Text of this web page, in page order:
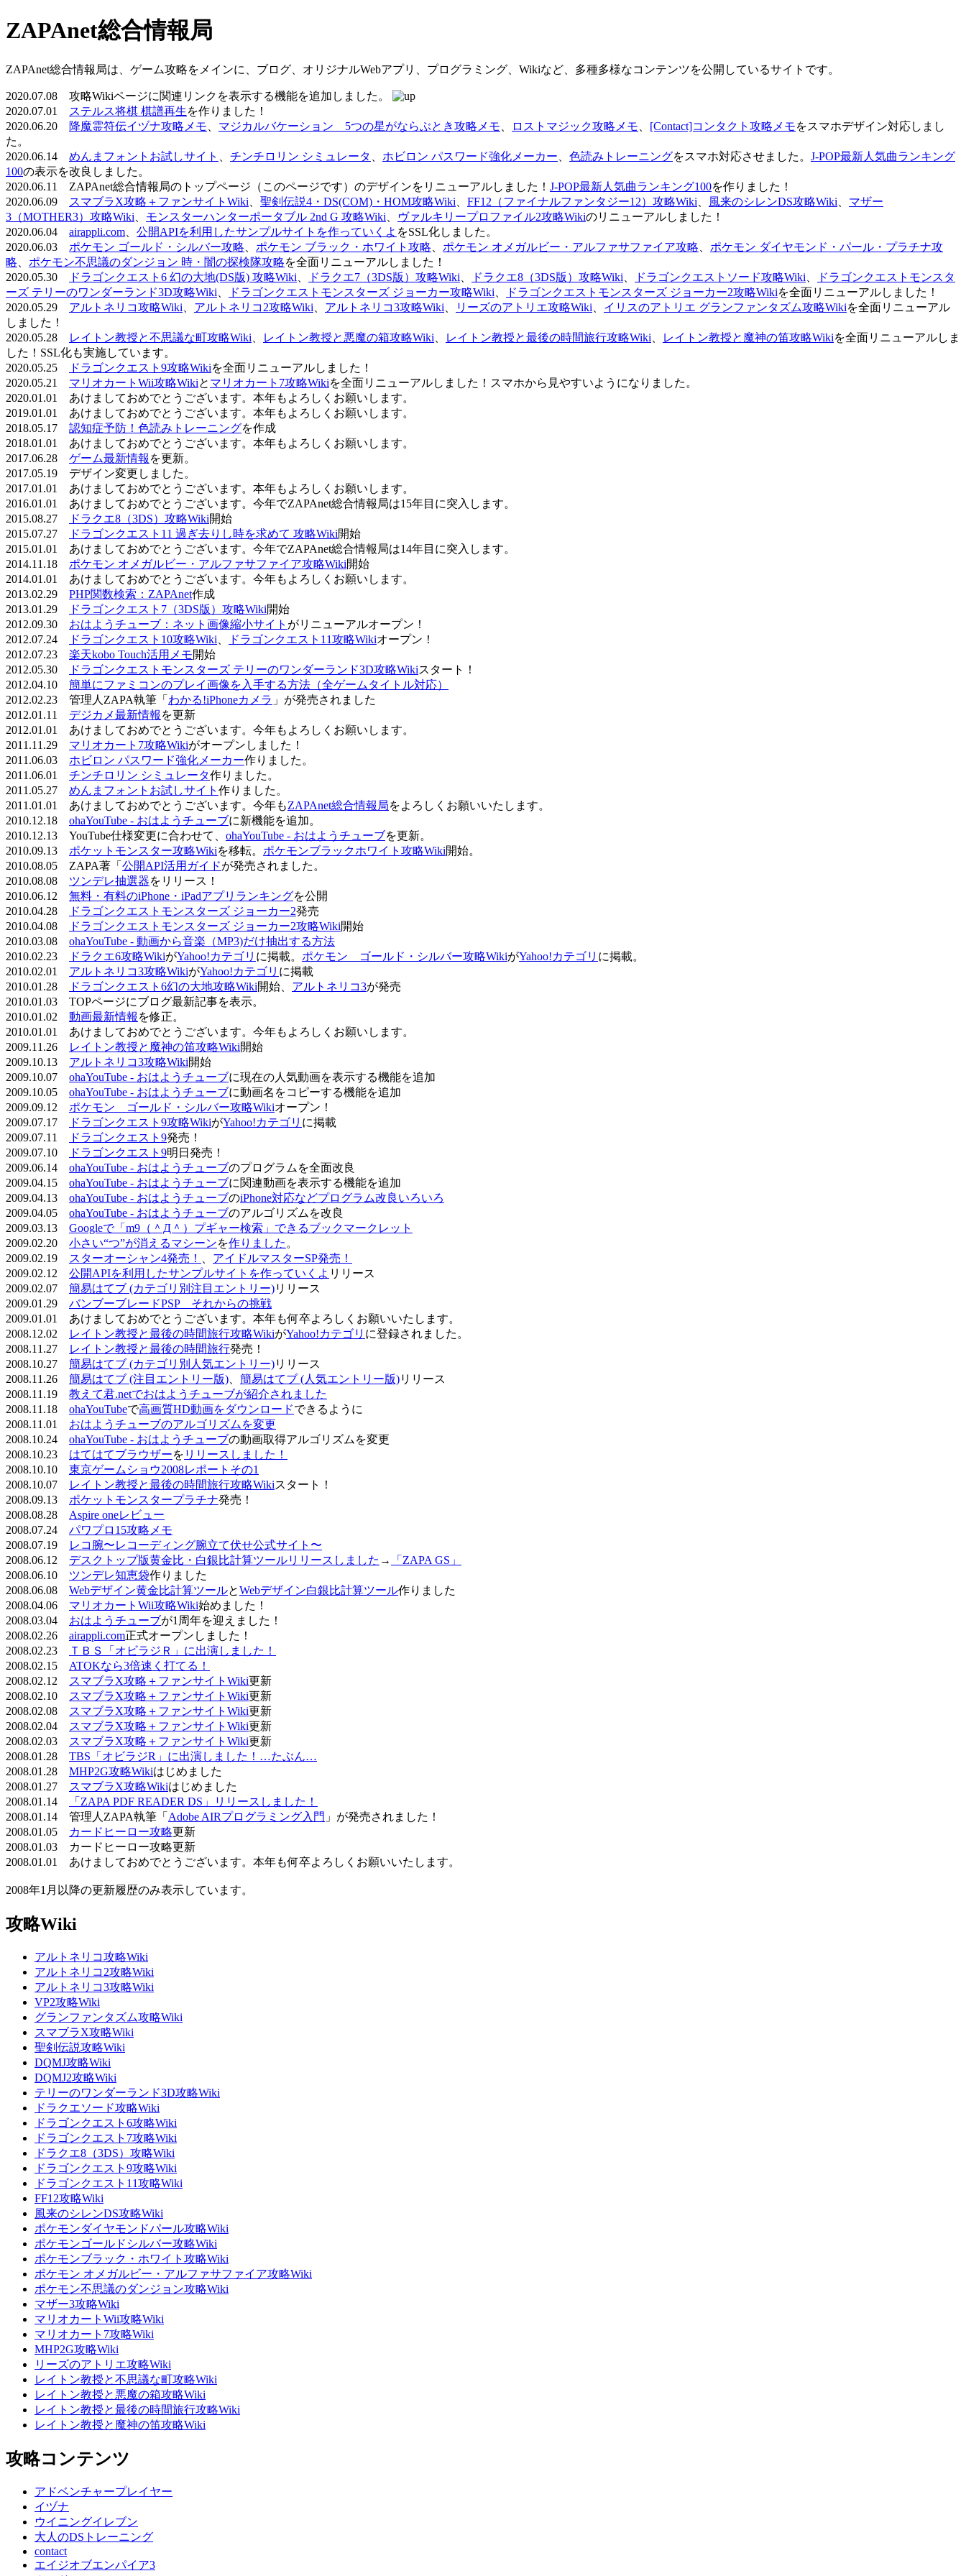
ZAPAnet総合情報局
ZAPAnet総合情報局は、ゲーム攻略をメインに、ブログ、オリジナルWebアプリ、プログラミング、Wikiなど、多種多様なコンテンツを公開しているサイトです。
2020.07.08 攻略Wikiページに関連リンクを表示する機能を追加しました。
2020.07.01
ステルス将棋 棋譜再生を作りました！
2020.06.20
降魔霊符伝イヅナ攻略メモ マジカルバケーション 5つの星がならぶとき攻略メモ ロストマジック攻略メモ [Contact]コンタクト攻略メモをスマホデザイン対応しまし
た。
2020.06.14 めんまフォントお試しサイト チンチロリン シミュレータ ホビロン パスワード強化メーカー 色読みトレーニングをスマホ対応させました。 J-POP最新人気曲ランキング
100の表示を改良しました。
2020.06.11 ZAPAnet総合情報局のトップページ（このページです）のデザインをリニューアルしました！ J-POP最新人気曲ランキング100を作りました！
2020.06.09
スマブラX攻略＋ファンサイトWiki 聖剣伝説4・DS(COM)・HOM攻略Wiki FF12（ファイナルファンタジー12）攻略Wiki 風来のシレンDS攻略Wiki
マザー
3（MOTHER3）攻略Wiki
モンスターハンターポータブル 2nd G 攻略Wiki ヴァルキリープロファイル2攻略Wikiのリニューアルしました！
2020.06.04 airappli.com 公開APIを利用したサンプルサイトを作っていくよ をSSL化しました。
2020.06.03 ポケモン ゴールド・シルバー攻略 ポケモン ブラック・ホワイト攻略 ポケモン オメガルビー・アルファサファイア攻略
ポケモン ダイヤモンド・パール・プラチナ攻
略
ポケモン不思議のダンジョン 時・闇の探検隊攻略を全面リニューアルしました！
2020.05.30
ドラゴンクエスト6 幻の大地(DS版) 攻略Wiki ドラクエ7（3DS版）攻略Wiki ドラクエ8（3DS版）攻略Wiki ドラゴンクエストソード攻略Wiki
ドラゴンクエストモンスタ
ーズ テリーのワンダーランド3D攻略Wiki
ドラゴンクエストモンスターズ ジョーカー攻略Wiki ドラゴンクエストモンスターズ ジョーカー2攻略Wikiを全面リニューアルしました！
2020.05.29 アルトネリコ攻略Wiki アルトネリコ2攻略Wiki アルトネリコ3攻略Wiki リーズのアトリエ攻略Wiki イリスのアトリエ グランファンタズム攻略Wikiを全面リニューアル
しました！
2020.05.28
レイトン教授と不思議な町攻略Wiki レイトン教授と悪魔の箱攻略Wiki レイトン教授と最後の時間旅行攻略Wiki レイトン教授と魔神の笛攻略Wikiを全面リニューアルしま
した！SSL化も実施しています。
2020.05.25
ドラゴンクエスト9攻略Wikiを全面リニューアルしました！
2020.05.21 マリオカートWii攻略Wikiと マリオカート7攻略Wikiを全面リニューアルしました！スマホから見やすいようになりました。
2020.01.01 あけましておめでとうございます。本年もよろしくお願いします。
2019.01.01 あけましておめでとうございます。本年もよろしくお願いします。
2018.05.17 認知症予防！色読みトレーニングを作成
2018.01.01 あけましておめでとうございます。本年もよろしくお願いします。
2017.06.28 ゲーム最新情報 を更新。
2017.05.19 デザイン変更しました。
2017.01.01 あけましておめでとうございます。本年もよろしくお願いします。
2016.01.01 あけましておめでとうございます。今年でZAPAnet総合情報局は15年目に突入します。
2015.08.27
ドラクエ8（3DS）攻略Wiki開始
2015.07.27
ドラゴンクエスト11 過ぎ去りし時を求めて 攻略Wiki開始
2015.01.01 あけましておめでとうございます。今年でZAPAnet総合情報局は14年目に突入します。
2014.11.18 ポケモン オメガルビー・アルファサファイア攻略Wiki開始
2014.01.01 あけましておめでとうございます。今年もよろしくお願いします。
2013.02.29 PHP関数検索：ZAPAnet作成
2013.01.29
ドラゴンクエスト7（3DS版）攻略Wiki開始
2012.09.30 おはようチューブ：ネット画像縮小サイト がリニューアルオープン！
2012.07.24
ドラゴンクエスト10攻略Wiki ドラゴンクエスト11攻略Wikiオープン！
2012.07.23 楽天kobo Touch活用メモ開始
2012.05.30
ドラゴンクエストモンスターズ テリーのワンダーランド3D攻略Wikiスタート！
2012.04.10 簡単にファミコンのプレイ画像を入手する方法（全ゲームタイトル対応）
2012.02.23 管理人ZAPA執筆「 わかる!iPhoneカメラ 」が発売されました
2012.01.11 デジカメ最新情報 を更新
2012.01.01 あけましておめでとうございます。今年もよろしくお願いします。
2011.11.29 マリオカート7攻略Wikiがオープンしました！
2011.06.03 ホビロン パスワード強化メーカー作りました。
2011.06.01 チンチロリン シミュレータ作りました。
2011.05.27 めんまフォントお試しサイト 作りました。
2011.01.01 あけましておめでとうございます。今年もZAPAnet総合情報局をよろしくお願いいたします。
2010.12.18 ohaYouTube - おはようチューブに新機能を追加。
2010.12.13 YouTube仕様変更に合わせて、 ohaYouTube - おはようチューブを更新。
2010.09.13 ポケットモンスター攻略Wikiを移転。 ポケモンブラックホワイト攻略Wiki開始。
2010.08.05 ZAPA著「 公開API活用ガイドが発売されました。
2010.08.08 ツンデレ抽選器をリリース！
2010.06.12 無料・有料のiPhone・iPadアプリランキングを公開
2010.04.28
ドラゴンクエストモンスターズ ジョーカー2発売
2010.04.08
ドラゴンクエストモンスターズ ジョーカー2攻略Wiki開始
2010.03.08 ohaYouTube - 動画から音楽（MP3)だけ抽出する方法
2010.02.23
ドラクエ6攻略WikiがYahoo!カテゴリ に掲載。 ポケモン ゴールド・シルバー攻略WikiがYahoo!カテゴリ に掲載。
2010.02.01 アルトネリコ3攻略WikiがYahoo!カテゴリ に掲載
2010.01.28
ドラゴンクエスト6幻の大地攻略Wiki開始、 アルトネリコ3が発売
2010.01.03 TOPページにブログ最新記事を表示。
2010.01.02 動画最新情報 を修正。
2010.01.01 あけましておめでとうございます。今年もよろしくお願いします。
2009.11.26
レイトン教授と魔神の笛攻略Wiki開始
2009.10.13 アルトネリコ3攻略Wiki開始
2009.10.07 ohaYouTube - おはようチューブに現在の人気動画を表示する機能を追加
2009.10.05 ohaYouTube - おはようチューブに動画名をコピーする機能を追加
2009.09.12 ポケモン ゴールド・シルバー攻略Wikiオープン！
2009.07.17
ドラゴンクエスト9攻略WikiがYahoo!カテゴリ に掲載
2009.07.11
ドラゴンクエスト9発売！
2009.07.10
ドラゴンクエスト9明日発売！
2009.06.14 ohaYouTube - おはようチューブのプログラムを全面改良
2009.04.15 ohaYouTube - おはようチューブに関連動画を表示する機能を追加
2009.04.13 ohaYouTube - おはようチューブのiPhone対応などプログラム改良いろいろ
2009.04.05 ohaYouTube - おはようチューブのアルゴリズムを改良
2009.03.13 Googleで「m9（＾Д＾）プギャー検索」できるブックマークレット
2009.02.20 小さい“つ”が消えるマシーンを作りました 。
2009.02.19
スターオーシャン4発売！
アイドルマスターSP発売！
2009.02.12 公開APIを利用したサンプルサイトを作っていくよ リリース
2009.02.07 簡易はてブ (カテゴリ別注目エントリー)リリース
2009.01.29 バンブーブレードPSP それからの挑戦
2009.01.01 あけましておめでとうございます。本年も何卒よろしくお願いいたします。
2008.12.02
レイトン教授と最後の時間旅行攻略WikiがYahoo!カテゴリ に登録されました。
2008.11.27
レイトン教授と最後の時間旅行発売！
2008.10.27 簡易はてブ (カテゴリ別人気エントリー)リリース
2008.11.26 簡易はてブ (注目エントリー版) 簡易はてブ (人気エントリー版)リリース
2008.11.19 教えて君.netでおはようチューブが紹介されました
2008.11.18 ohaYouTubeで高画質HD動画をダウンロードできるように
2008.11.01 おはようチューブのアルゴリズムを変更
2008.10.24 ohaYouTube - おはようチューブの動画取得アルゴリズムを変更
2008.10.23 はてはてブラウザーを リリースしました！
2008.10.10 東京ゲームショウ2008レポートその1
2008.10.07
レイトン教授と最後の時間旅行攻略Wikiスタート！
2008.09.13 ポケットモンスタープラチナ発売！
2008.08.28 Aspire oneレビュー
2008.07.24 パワプロ15攻略メモ
2008.07.19
レコ腕〜レコーディング腕立て伏せ公式サイト〜
2008.06.12 デスクトップ版黄金比・白銀比計算ツールリリースしました →
「ZAPA GS」
2008.06.10 ツンデレ知恵袋作りました
2008.06.08 Webデザイン黄金比計算ツールとWebデザイン白銀比計算ツール作りました
2008.04.06 マリオカートWii攻略Wiki始めました！
2008.03.04 おはようチューブが1周年を迎えました！
2008.02.26 airappli.com正式オープンしました！
2008.02.23
ＴＢＳ「オビラジＲ」に出演しました！
2008.02.15 ATOKなら3倍速く打てる！
2008.02.12
スマブラX攻略＋ファンサイトWiki更新
2008.02.10
スマブラX攻略＋ファンサイトWiki更新
2008.02.08
スマブラX攻略＋ファンサイトWiki更新
2008.02.04
スマブラX攻略＋ファンサイトWiki更新
2008.02.03
スマブラX攻略＋ファンサイトWiki更新
2008.01.28 TBS「オビラジR」に出演しました！…たぶん…
2008.01.28 MHP2G攻略Wikiはじめました
2008.01.27
スマブラX攻略Wikiはじめました
2008.01.14
「ZAPA PDF READER DS」リリースしました！
2008.01.14 管理人ZAPA執筆「 Adobe AIRプログラミング入門 」が発売されました！
2008.01.05
カードヒーロー攻略更新
2008.01.03 カードヒーロー攻略更新
2008.01.01 あけましておめでとうございます。本年も何卒よろしくお願いいたします。
2008年1月以降の更新履歴のみ表示しています。
攻略Wiki
アルトネリコ攻略Wiki
アルトネリコ2攻略Wiki
アルトネリコ3攻略Wiki
VP2攻略Wiki
グランファンタズム攻略Wiki
スマブラX攻略Wiki
聖剣伝説攻略Wiki
DQMJ攻略Wiki
DQMJ2攻略Wiki
テリーのワンダーランド3D攻略Wiki
ドラクエソード攻略Wiki
ドラゴンクエスト6攻略Wiki
ドラゴンクエスト7攻略Wiki
ドラクエ8（3DS）攻略Wiki
ドラゴンクエスト9攻略Wiki
ドラゴンクエスト11攻略Wiki
FF12攻略Wiki
風来のシレンDS攻略Wiki
ポケモンダイヤモンドパール攻略Wiki
ポケモンゴールドシルバー攻略Wiki
ポケモンブラック・ホワイト攻略Wiki
ポケモン オメガルビー・アルファサファイア攻略Wiki
ポケモン不思議のダンジョン攻略Wiki
マザー3攻略Wiki
マリオカートWii攻略Wiki
マリオカート7攻略Wiki
MHP2G攻略Wiki
リーズのアトリエ攻略Wiki
レイトン教授と不思議な町攻略Wiki
レイトン教授と悪魔の箱攻略Wiki
レイトン教授と最後の時間旅行攻略Wiki
レイトン教授と魔神の笛攻略Wiki
攻略コンテンツ
アドベンチャープレイヤー
イヅナ
ウイニングイレブン
大人のDSトレーニング
contact
エイジオブエンパイア3